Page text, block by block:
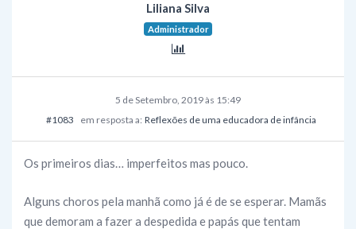
Liliana Silva
Administrador
5 de Setembro, 2019 às 15:49
#1083
em resposta a: Reflexões de uma educadora de infância
Os primeiros dias… imperfeitos mas pouco.
Alguns choros pela manhã como já é de se esperar. Mamãs
que demoram a fazer a despedida e papás que tentam